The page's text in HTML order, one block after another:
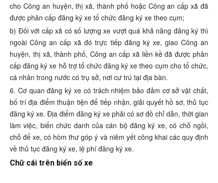
cho Công an huyện, thị xã, thành phố hoặc Công an cấp xã đã
được phân cấp đăng ký xe tổ chức đăng ký xe theo cụm;
b) Đối với cấp xã có số lượng xe vượt quá khả năng đăng ký thì
ngoài Công an cấp xã đó trực tiếp đăng ký xe, giao Công an
huyện, thị xã, thành phố, Công an cấp xã liền kề đã được phân
cấp đăng ký xe hỗ trợ tổ chức đăng ký xe theo cụm cho tổ chức,
cá nhân trong nước có trụ sở, nơi cư trú tại địa bàn.
6. Cơ quan đăng ký xe có trách nhiệm bảo đảm cơ sở vật chất,
bố trí địa điểm thuận tiện để tiếp nhận, giải quyết hồ sơ, thủ tục
đăng ký xe. Địa điểm đăng ký xe phải có sơ đồ chỉ dẫn, thời gian
làm việc, biển chức danh của cán bộ đăng ký xe, có chỗ ngồi,
chỗ để xe, có hòm thư góp ý và niêm yết công khai các quy định
về thủ tục đăng ký xe, lệ phí đăng ký xe.
Chữ cái trên biển số xe